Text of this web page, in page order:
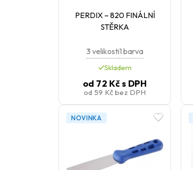
PERDIX – 820 FINÁLNÍ
STĚRKA
3 velikosti1 barva
Skladem
od 72 Kčs DPH
od 59 Kč bez DPH
NOVINKA